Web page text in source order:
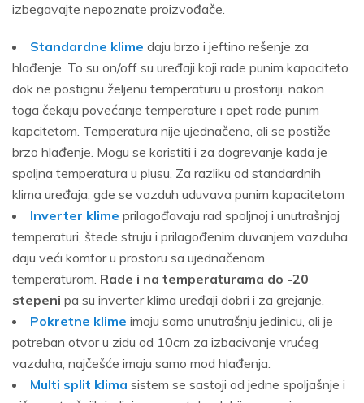
izbegavajte nepoznate proizvođače.
Standardne klime daju brzo i jeftino rešenje za
hlađenje. To su on/off su uređaji koji rade punim kapaciteto
dok ne postignu željenu temperaturu u prostoriji, nakon
toga čekaju povećanje temperature i opet rade punim
kapcitetom. Temperatura nije ujednačena, ali se postiže
brzo hlađenje. Mogu se koristiti i za dogrevanje kada je
spoljna temperatura u plusu. Za razliku od standardnih
klima uređaja, gde se vazduh uduvava punim kapacitetom
Inverter klime prilagođavaju rad spoljnoj i unutrašnjoj
temperaturi, štede struju i prilagođenim duvanjem vazduha
daju veći komfor u prostoru sa ujednačenom
temperaturom. Rade i na temperaturama do -20
stepeni pa su inverter klima uređaji dobri i za grejanje.
Pokretne klime imaju samo unutrašnju jedinicu, ali je
potreban otvor u zidu od 10cm za izbacivanje vrućeg
vazduha, najčešće imaju samo mod hlađenja.
Multi split klima sistem se sastoji od jedne spoljašnje i